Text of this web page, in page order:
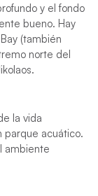
y el fondo
bueno. Hay
(también
norte del
la vida
parque acuático.
ambiente